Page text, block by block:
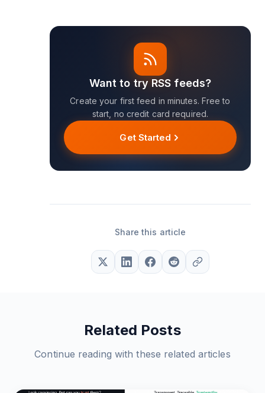
Want to try RSS feeds?
Create your first feed in minutes. Free to
start, no credit card required.
Get Started
Share this article
Related Posts
Continue reading with these related articles